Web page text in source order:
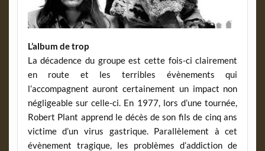
L’album de trop
La décadence du groupe est cette fois-ci clairement
en route et les terribles évènements qui
l’accompagnent auront certainement un impact non
négligeable sur celle-ci. En 1977, lors d’une tournée,
Robert Plant apprend le décès de son fils de cinq ans
victime d’un virus gastrique. Parallèlement à cet
évènement tragique, les problèmes d’addiction de